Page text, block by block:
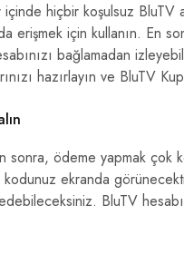
içinde hiçbir koşulsuz
erişmek için kullanın. En
bağlamadan
hazırlayın ve BluTV
sonra, ödeme yapmak çok
ekranda
BluTV